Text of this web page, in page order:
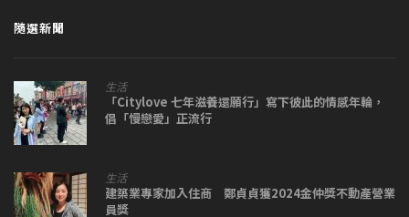
隨選新聞
生活
「Citylove 七年滋養還願行」寫下彼此的情感年輪，
倡「慢戀愛」正流行
生活
建築業專家加入住商 鄭貞貞獲2024金仲獎不動產營業
員獎